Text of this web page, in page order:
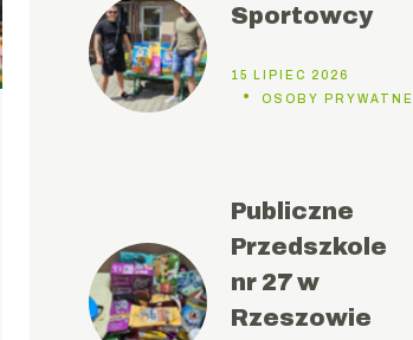
Sportowcy
15 LIPIEC 2026
OSOBY PRYWATNE
Publiczne
Przedszkole
nr 27 w
Rzeszowie